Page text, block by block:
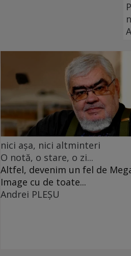
nici așa, nici altminteri
O notă, o stare, o zi...
Altfel, devenim un fel de
Image cu de toate...
Andrei PLEŞU